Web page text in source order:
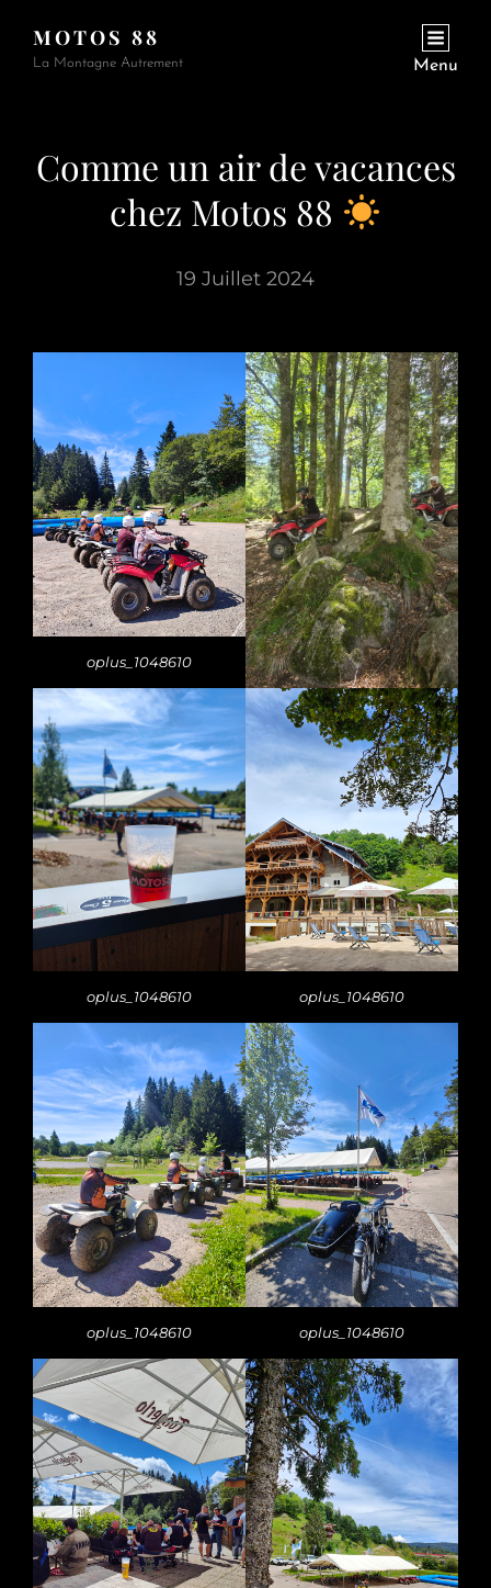
MOTOS 88
La Montagne Autrement Menu
Comme un air de vacances
chez Motos 88
19 Juillet 2024
oplus_1048610
oplus_1048610 oplus_1048610
oplus_1048610 oplus_1048610